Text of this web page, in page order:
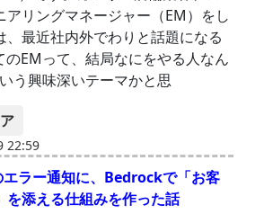
アリングマネージャー（EM）をし
、最近社内外でわりと話題になる
のEMって、結局なにをやる人なん
う興味深いテーマかと思
22:59
ラー通知に、Bedrockで「お客
を添える仕組みを作った話